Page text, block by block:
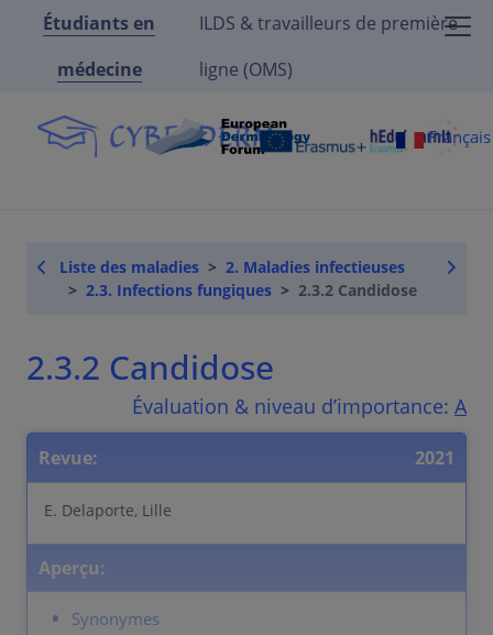
Étudiants en
médecine
ILDS & travailleurs de première
ligne (OMS)
Liste des maladies
2. Maladies infectieuses
2.3. Infections fungiques
2.3.2 Candidose
2.3.2 Candidose
Évaluation & niveau d’importance: A
Revue: 2021
E. Delaporte, Lille
Aperçu:
Synonymes